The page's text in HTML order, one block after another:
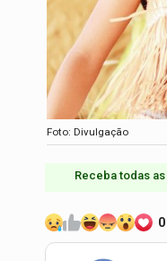
Foto: Divulgação
Receba todas